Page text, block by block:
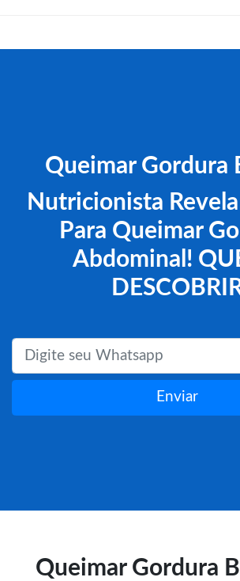
Queimar Gordura
Nutricionista
Para Queimar
Abdominal!
Enviar
Queimar Gordura